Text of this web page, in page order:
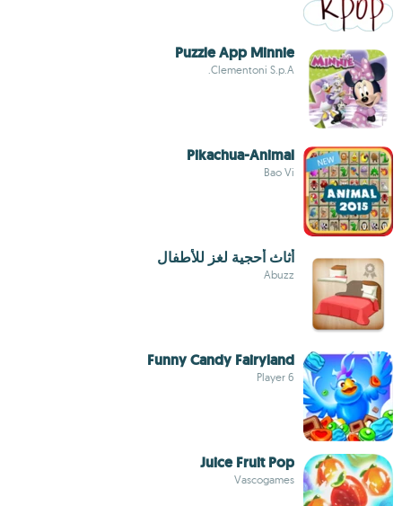
Puzzle App Minnie
Clementoni S.p.A.
Pikachua-Animal
Bao Vi
أثاث أحجية لغز للأطفال
Abuzz
Funny Candy Fairyland
6 Player
Juice Fruit Pop
Vascogames